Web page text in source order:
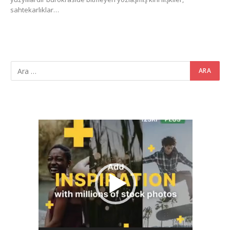
sahtekarlıklar…
Video
oynatıcı